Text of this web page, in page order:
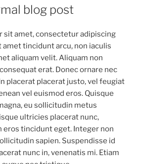
blog post
sit amet, consectetur adipiscing
tincidunt arcu, non iaculis
aliquam velit. Aliquam non
erat. Donec ornare nec
placerat placerat justo, vel feugiat
vel euismod eros. Quisque
eu sollicitudin metus
ultricies placerat nunc,
eros tincidunt eget. Integer non
sapien. Suspendisse id
nunc in, venenatis mi. Etiam